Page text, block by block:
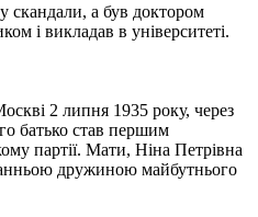
скандали, а був доктором
і викладав в університеті.
2 липня 1935 року, через
батько став першим
партії. Мати, Ніна Петрівна
дружиною майбутнього